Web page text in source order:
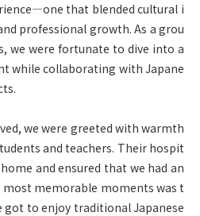
that blended cultural i
professional growth. As a grou
we were fortunate to dive into a
while collaborating with Japane
we were greeted with warmth
and teachers. Their hospit
and ensured that we had an
memorable moments was t
got to enjoy traditional Japanese